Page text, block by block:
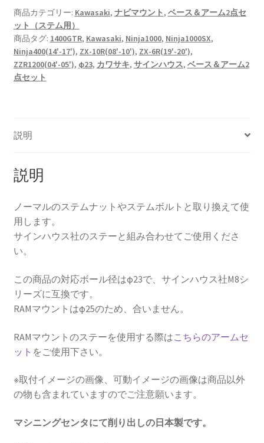
ア
ー
ム
2
点
セ
Kawasaki
),Ninja650R('09-
'19),Ninja1000SX('20-
),ZX-
6R('19-
),ZX-
'10),ZZR1200('04-
'05),1400GTR('08-
'16)
テ
ム
φ23
ナ
ス
商品カテゴリー: Kawasaki, ナビマウント , ベース＆アーム2点セ
ット（ステム用）
商品タグ: 1400GTR, Kawasaki, Ninja1000, Ninja1000SX,
Ninja400(14'-17'), ZX-10R(08'-10'), ZX-6R(19'-20'),
ZZR1200(04'-05'), φ23, カワサキ, サインハウス, ベース＆アーム2
点セット
説明
説明
ノーマルのステムナットやステムボルトと取り換えて使
用します。
サインハウス社のステーと組み合わせてご使用くださ
い。
この商品の対応ボール径はφ23で、サインハウス社M8シ
リーズに互換です。
RAMマウントはφ25のため、合いません。
RAMマウントのステーを使用する際はこちらのアームセ
ット をご使用下さい。
※取付イメージの画像、可動イメージの画像は商品以外
の物も含まれていますのでご注意願います。
マシニングセンタにて削り出しの日本製です。